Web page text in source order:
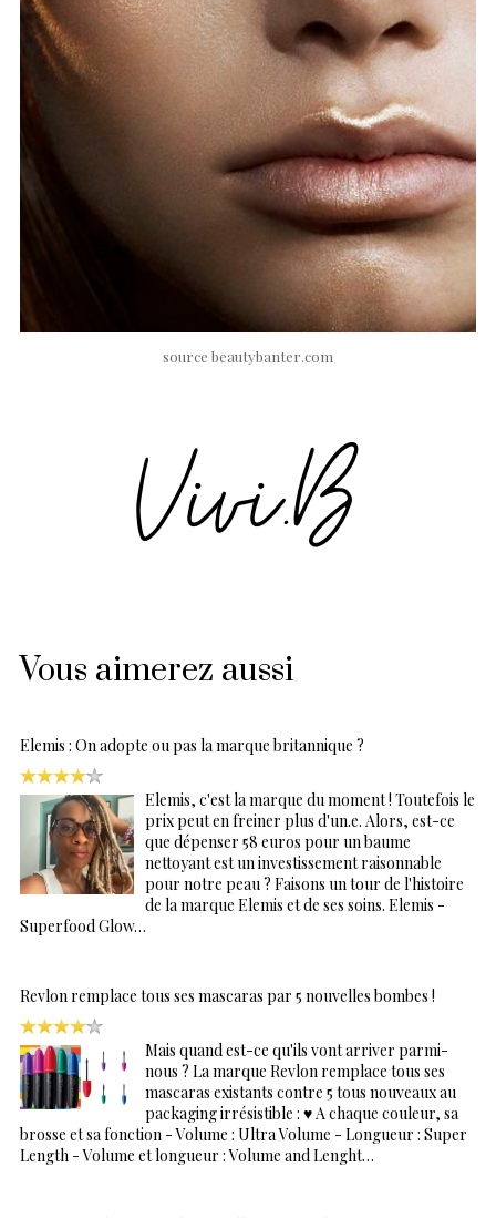
source beautybanter.com
Vous aimerez aussi
Elemis : On adopte ou pas la marque britannique ?
Elemis, c'est la marque du moment ! Toutefois le
prix peut en freiner plus d'un.e. Alors, est-ce
que dépenser 58 euros pour un baume
nettoyant est un investissement raisonnable
pour notre peau ? Faisons un tour de l'histoire
de la marque Elemis et de ses soins. Elemis -
Superfood Glow…
Revlon remplace tous ses mascaras par 5 nouvelles bombes !
Mais quand est-ce qu'ils vont arriver parmi-
nous ? La marque Revlon remplace tous ses
mascaras existants contre 5 tous nouveaux au
packaging irrésistible : ♥ A chaque couleur, sa
brosse et sa fonction - Volume : Ultra Volume - Longueur : Super
Length - Volume et longueur : Volume and Lenght…